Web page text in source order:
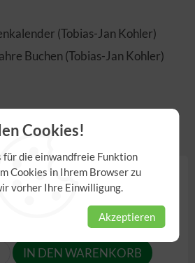
Cookies!
für die einwandfreie Funktion
Cookies in Ihrem Browser zu
vorher Ihre Einwilligung.
Akzeptieren
(Tobias-Jan Kohler)
Buchen (Tobias-Jan Kohler)
Versandkosten